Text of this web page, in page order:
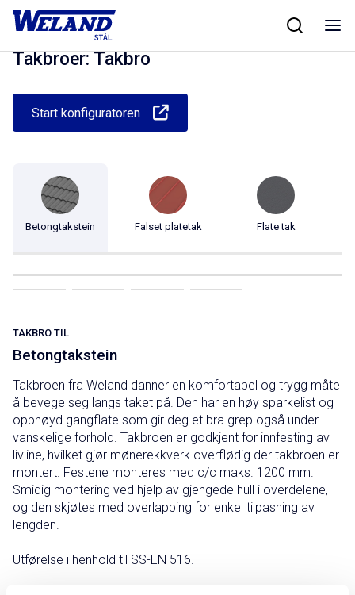
Skip
Hjem/Produkter/Taksikkerhet
Takbroer: Takbro
Start konfiguratoren
Betongtakstein Falset platetak Flate tak
TAKBRO TIL
Betongtakstein
Takbroen fra Weland danner en komfortabel og trygg måte
å bevege seg langs taket på. Den har en høy sparkelist og
opphøyd gangflate som gir deg et bra grep også under
vanskelige forhold. Takbroen er godkjent for innfesting av
livline, hvilket gjør mønerekkverk overflødig der takbroen er
montert. Festene monteres med c/c maks. 1200 mm.
Smidig montering ved hjelp av gjengede hull i overdelene,
og den skjøtes med overlapping for enkel tilpasning av
lengden.
Utførelse i henhold til SS-EN 516.